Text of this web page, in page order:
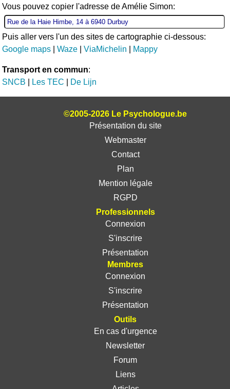
Vous pouvez copier l'adresse de Amélie Simon:
Puis aller vers l'un des sites de cartographie ci-dessous:
Google maps |Waze |ViaMichelin Mappy
Transport en commun:
SNCB
Les TEC De Lijn
©2005-2026 Le Psychologue.be
Présentation du site
Webmaster
Contact
Plan
Mention légale
RGPD
Professionnels
Connexion
S'inscrire
Présentation
Membres
Connexion
S'inscrire
Présentation
Outils
En cas d'urgence
Newsletter
Forum
Liens